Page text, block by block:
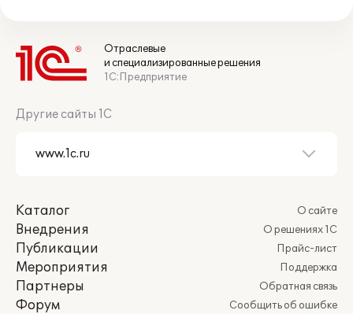
Отраслевые
и специализированные решения
1С:Предприятие
Другие сайты 1С
Каталог
Внедрения
Публикации
Мероприятия
Партнеры
Форум
О сайте
О решениях 1С
Прайс-лист
Поддержка
Обратная связь
Сообщить об ошибке